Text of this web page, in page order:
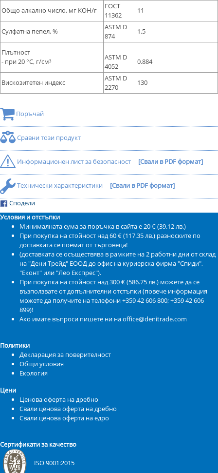
Общо алкално число, мг КОН/г
ГОСТ
11362
11
Сулфатна пепел, %
ASTM D
874
1.5
Плътност
- при 20 °С, г/см³
ASTM D
4052
0.884
Вискозитетен индекс
ASTM D
2270
130
Поръчай
Сравни този продукт
Информационен лист за безопасност [Свали в PDF формат]
Технически характеристики
[Свали в PDF формат]
Сподели
Условия и отстъпки
Минималната сума за поръчка в сайта е 20 € (39.12 лв.)
При покупка на стойност над 60 € (117.35 лв.) разноските по
доставката се поемат от търговеца!
(доставката се осъществява в рамките на 2 работни дни от склад
на "Дени Трейд" ЕООД до офис на куриерска фирма "Спиди",
"Еконт" или "Лео Експрес").
При покупка на стойност над 300 € (586.75 лв.) можете да се
възползвате от допълнителни отстъпки (повече информация
можете да получите на телефони +359 42 606 800; +359 42 606
899)!
Ако имате въпроси пишете ни на office@denitrade.com
Политики
Декларация за поверителност
Общи условия
Екология
Цени
Ценова оферта на дребно
Свали ценова оферта на дребно
Свали ценова оферта на едро
Сертификати за качество
ISO 9001:2015